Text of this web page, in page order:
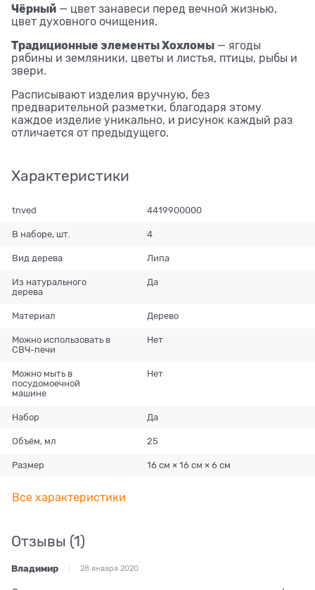
Чёрный — цвет занавеси перед вечной жизнью,
цвет духовного очищения.
Традиционные элементы Хохломы — ягоды
рябины и земляники, цветы и листья, птицы, рыбы и
звери.
Расписывают изделия вручную, без
предварительной разметки, благодаря этому
каждое изделие уникально, и рисунок каждый раз
отличается от предыдущего.
Характеристики
tnved 4419900000
В наборе, шт. 4
Вид дерева Липа
Из натурального
дерева
Да
Материал Дерево
Можно использовать в
СВЧ-печи
Нет
Можно мыть в
посудомоечной
машине
Нет
Набор Да
Объём, мл 25
Размер 16 см × 16 см × 6 см
Все характеристики
Отзывы (1)
Владимир 28 января 2020